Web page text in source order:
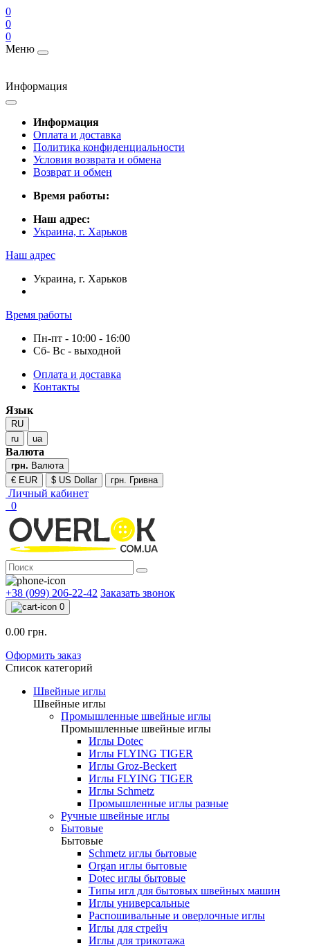
0
0
0
Меню
Информация
Информация
Оплата и доставка
Политика конфиденциальности
Условия возврата и обмена
Возврат и обмен
Время работы:
Наш адрес:
Украина, г. Харьков
Наш адрес
Украина, г. Харьков
Время работы
Пн-пт - 10:00 - 16:00
Сб- Вс - выходной
Оплата и доставка
Контакты
Язык
RU
ru
ua
Валюта
грн. Валюта
€ EUR
$ US Dollar грн. Гривна
Личный кабинет
0
+38 (099) 206-22-42 Заказать звонок
0
0.00 грн.
Оформить заказ
Список категорий
Швейные иглы
Швейные иглы
Промышленные швейные иглы
Промышленные швейные иглы
Иглы Dotec
Иглы FLYING TIGER
Иглы Groz-Beckert
Иглы FLYING TIGER
Иглы Schmetz
Промышленные иглы разные
Ручные швейные иглы
Бытовые
Бытовые
Schmetz иглы бытовые
Organ иглы бытовые
Dotec иглы бытовые
Типы игл для бытовых швейных машин
Иглы универсальные
Распошивальные и оверлочные иглы
Иглы для стрейч
Иглы для трикотажа